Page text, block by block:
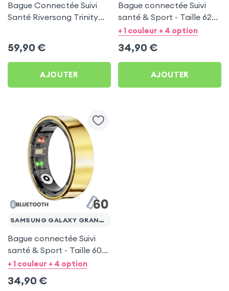
Bague Connectée Suivi
Santé Riversong Trinity
59,90 €
AJOUTER
Bague connectée Suivi
santé & Sport - Taille 62
Or
+ 1 couleur + 4 option
34,90 €
AJOUTER
SAMSUNG GALAXY GRAND PLUS
Bague connectée Suivi
santé & Sport - Taille 60
Or
+ 1 couleur + 4 option
34,90 €